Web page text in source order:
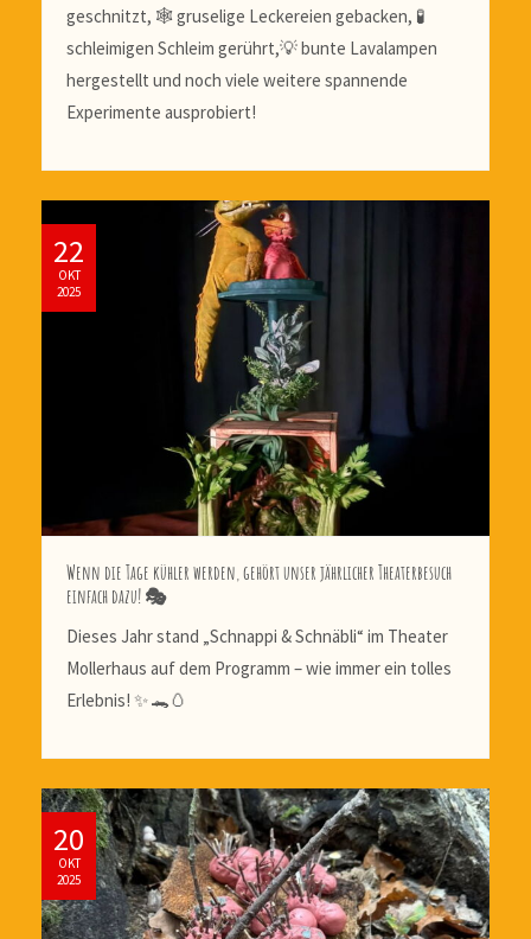
geschnitzt, 🕸️ gruselige Leckereien gebacken, 🧪
schleimigen Schleim gerührt,💡 bunte Lavalampen
hergestellt und noch viele weitere spannende
Experimente ausprobiert!
22
OKT
2025
Wenn die Tage kühler werden, gehört unser jährlicher Theaterbesuch
einfach dazu! 🎭
Dieses Jahr stand „Schnappi & Schnäbli“ im Theater
Mollerhaus auf dem Programm – wie immer ein tolles
Erlebnis! ✨ 🐊🥚
20
OKT
2025